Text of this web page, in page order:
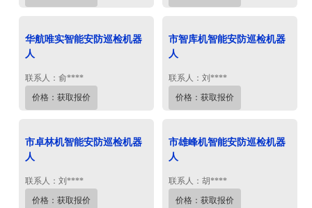
华航唯实智能安防巡检机器
人
联系人：俞****
价格：获取报价
市智库机智能安防巡检机器
人
联系人：刘****
价格：获取报价
市卓林机智能安防巡检机器
人
联系人：刘****
价格：获取报价
市雄峰机智能安防巡检机器
人
联系人：胡****
价格：获取报价